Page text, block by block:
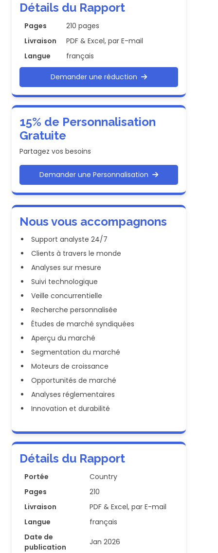
Détails du Rapport
Pages
210 pages
Livraison
PDF & Excel, par E-mail
Langue
français
Demander une réduction
15% de Personnalisation
Gratuite
Partagez vos besoins
Demander une Personnalisation
Nous vous accompagnons
Support analyste 24/7
Clients à travers le monde
Analyses sur mesure
Suivi technologique
Veille concurrentielle
Recherche personnalisée
Études de marché syndiquées
Aperçu du marché
Segmentation du marché
Moteurs de croissance
Opportunités de marché
Analyses réglementaires
Innovation et durabilité
Détails du Rapport
Portée
Country
Pages
210
Livraison
PDF & Excel, par E-mail
Langue
français
Date de
publication
Jan 2026